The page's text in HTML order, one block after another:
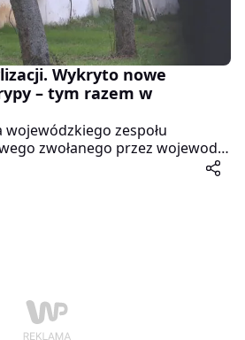
Wykryto nowe
– tym razem w
wojewódzkiego zespołu
zwołanego przez wojewodę
decyzje co do dalszych
na terenie